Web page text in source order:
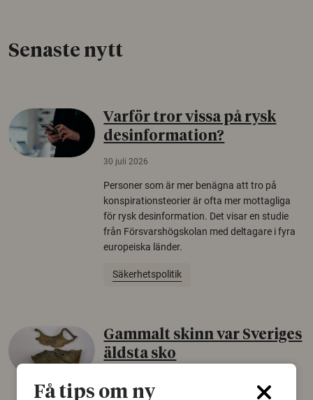
Senaste nytt
Varför tror vissa på rysk
desinformation?
30 juli 2026
Personer som är mer benägna att tro på
konspirationsteorier är ofta mer mottagliga
för rysk desinformation. Det visar en studie
från Försvarshögskolan med deltagare i fyra
europeiska länder.
Säkerhetspolitik
Gammalt skinn var Sveriges
äldsta sko
Få tips om ny